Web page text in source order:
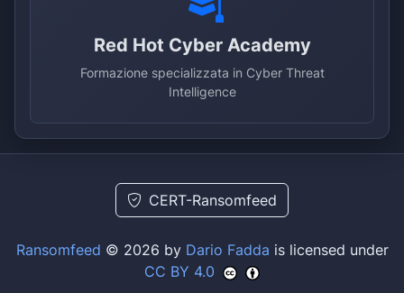
Red Hot Cyber Academy
Formazione specializzata in Cyber Threat
Intelligence
CERT-Ransomfeed
Ransomfeed © 2026 by Dario Fadda is licensed under
CC BY 4.0